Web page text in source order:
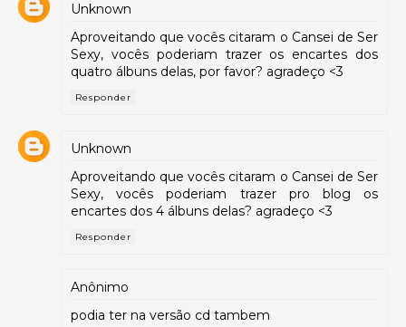
Unknown
Aproveitando que vocês citaram o Cansei de Ser
Sexy, vocês poderiam trazer os encartes dos
quatro álbuns delas, por favor? agradeço <3
Responder
Unknown
Aproveitando que vocês citaram o Cansei de Ser
Sexy, vocês poderiam trazer pro blog os
encartes dos 4 álbuns delas? agradeço <3
Responder
Anônimo
podia ter na versão cd tambem